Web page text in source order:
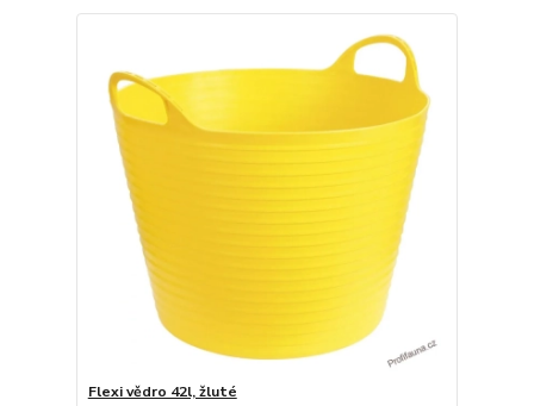
Flexi vědro 42l, žluté